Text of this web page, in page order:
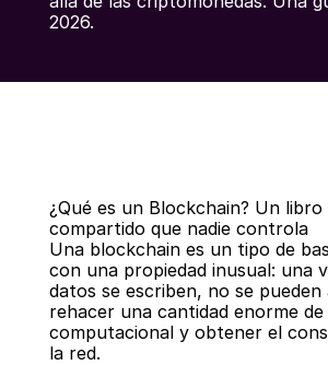
2026.
Regresar
¿Qué es un Blockchain? Un
compartido que nadie controla
Una blockchain es un tipo de
con una propiedad inusual: una
datos se escriben, no se
rehacer una cantidad enorme
computacional y obtener el
la red.